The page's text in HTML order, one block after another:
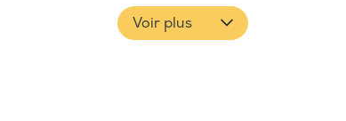
Voir plus